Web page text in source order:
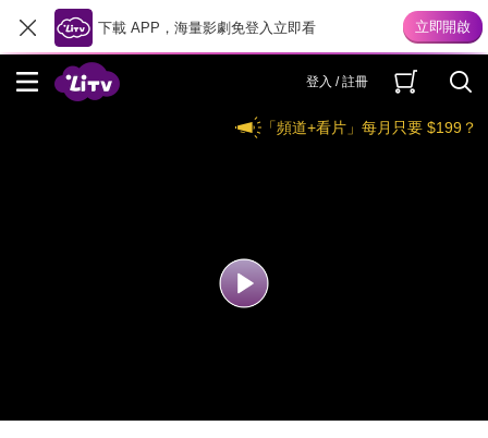
下載 APP，海量影劇免登入立即看
登入 / 註冊
「頻道+看片」每月只要 $199？